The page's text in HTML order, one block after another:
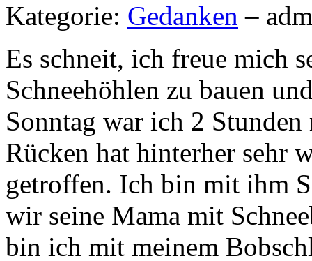
Kategorie: Gedanken –
Es schneit, ich freue mich
Schneehöhlen zu bauen
Sonntag war ich 2
Rücken hat hinterher sehr
getroffen. Ich bin mit ihm
wir seine Mama mit
bin ich mit meinem